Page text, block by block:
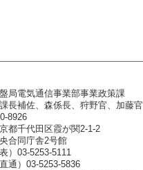
局電気通信事業部事業政策課
長補佐、森係長、狩野官、加藤官
8926
代田区霞が関2-1-2
庁舎2号館
）03-5253-5111
）03-5253-5836